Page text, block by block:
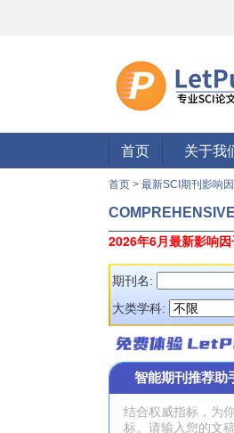
首页 关于我
首页 > 最新SCI期刊影响
2026年6月最新影响因
期刊名:
大类学科:
智能期刊推荐助